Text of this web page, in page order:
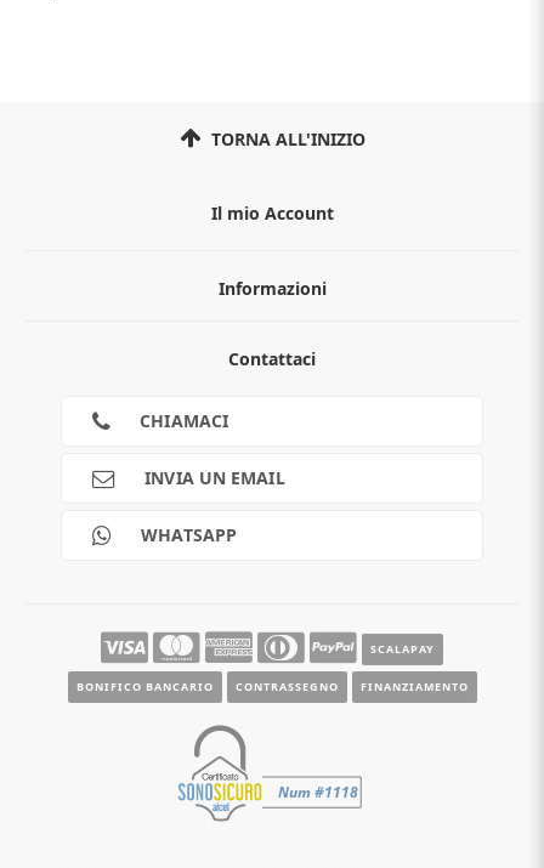
TORNA ALL'INIZIO
Il mio Account
Informazioni
Guida all'acquisto
Scalapay
Contattaci
CHIAMACI
INVIA UN EMAIL
WHATSAPP
SCALAPAY
BONIFICO BANCARIO CONTRASSEGNO FINANZIAMENTO